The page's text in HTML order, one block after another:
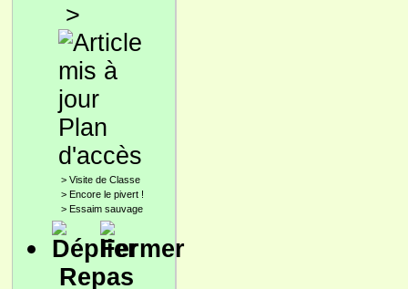
>
Plan
d'accès
> Visite de Classe
> Encore le pivert !
> Essaim sauvage
Repas